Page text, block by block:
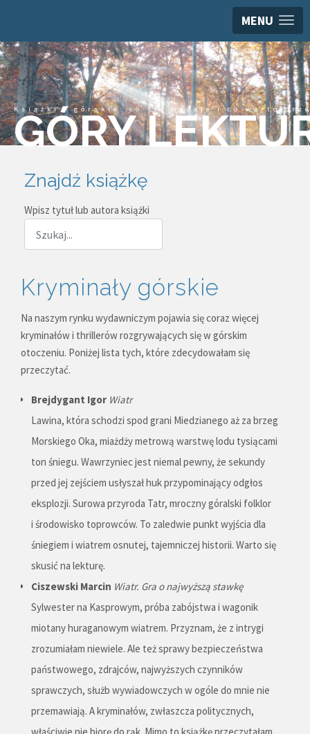
MENU
GÓRY
Książki górskie: co się wydaje i co warto
Znajdź książkę
Wpisz tytuł lub autora książki
Kryminały górskie
Na naszym rynku wydawniczym pojawia się coraz więcej
kryminałów i thrillerów rozgrywających się w górskim
otoczeniu. Poniżej lista tych, które zdecydowałam się
przeczytać.
Brejdygant Igor Wiatr
Lawina, która schodzi spod grani Miedzianego aż za brzeg
Morskiego Oka, miażdży metrową warstwę lodu tysiącami
ton śniegu. Wawrzyniec jest niemal pewny, że sekundy
przed jej zejściem usłyszał huk przypominający odgłos
eksplozji. Surowa przyroda Tatr, mroczny góralski folklor
i środowisko toprowców. To zaledwie punkt wyjścia dla
śniegiem i wiatrem osnutej, tajemniczej historii. Warto się
skusić na lekturę.
Ciszewski Marcin Wiatr. Gra o najwyższą stawkę
Sylwester na Kasprowym, próba zabójstwa i wagonik
miotany huraganowym wiatrem. Przyznam, że z intrygi
zrozumiałam niewiele. Ale też sprawy bezpieczeństwa
państwowego, zdrajców, najwyższych czynników
sprawczych, służb wywiadowczych w ogóle do mnie nie
przemawiają. A kryminałów, zwłaszcza politycznych,